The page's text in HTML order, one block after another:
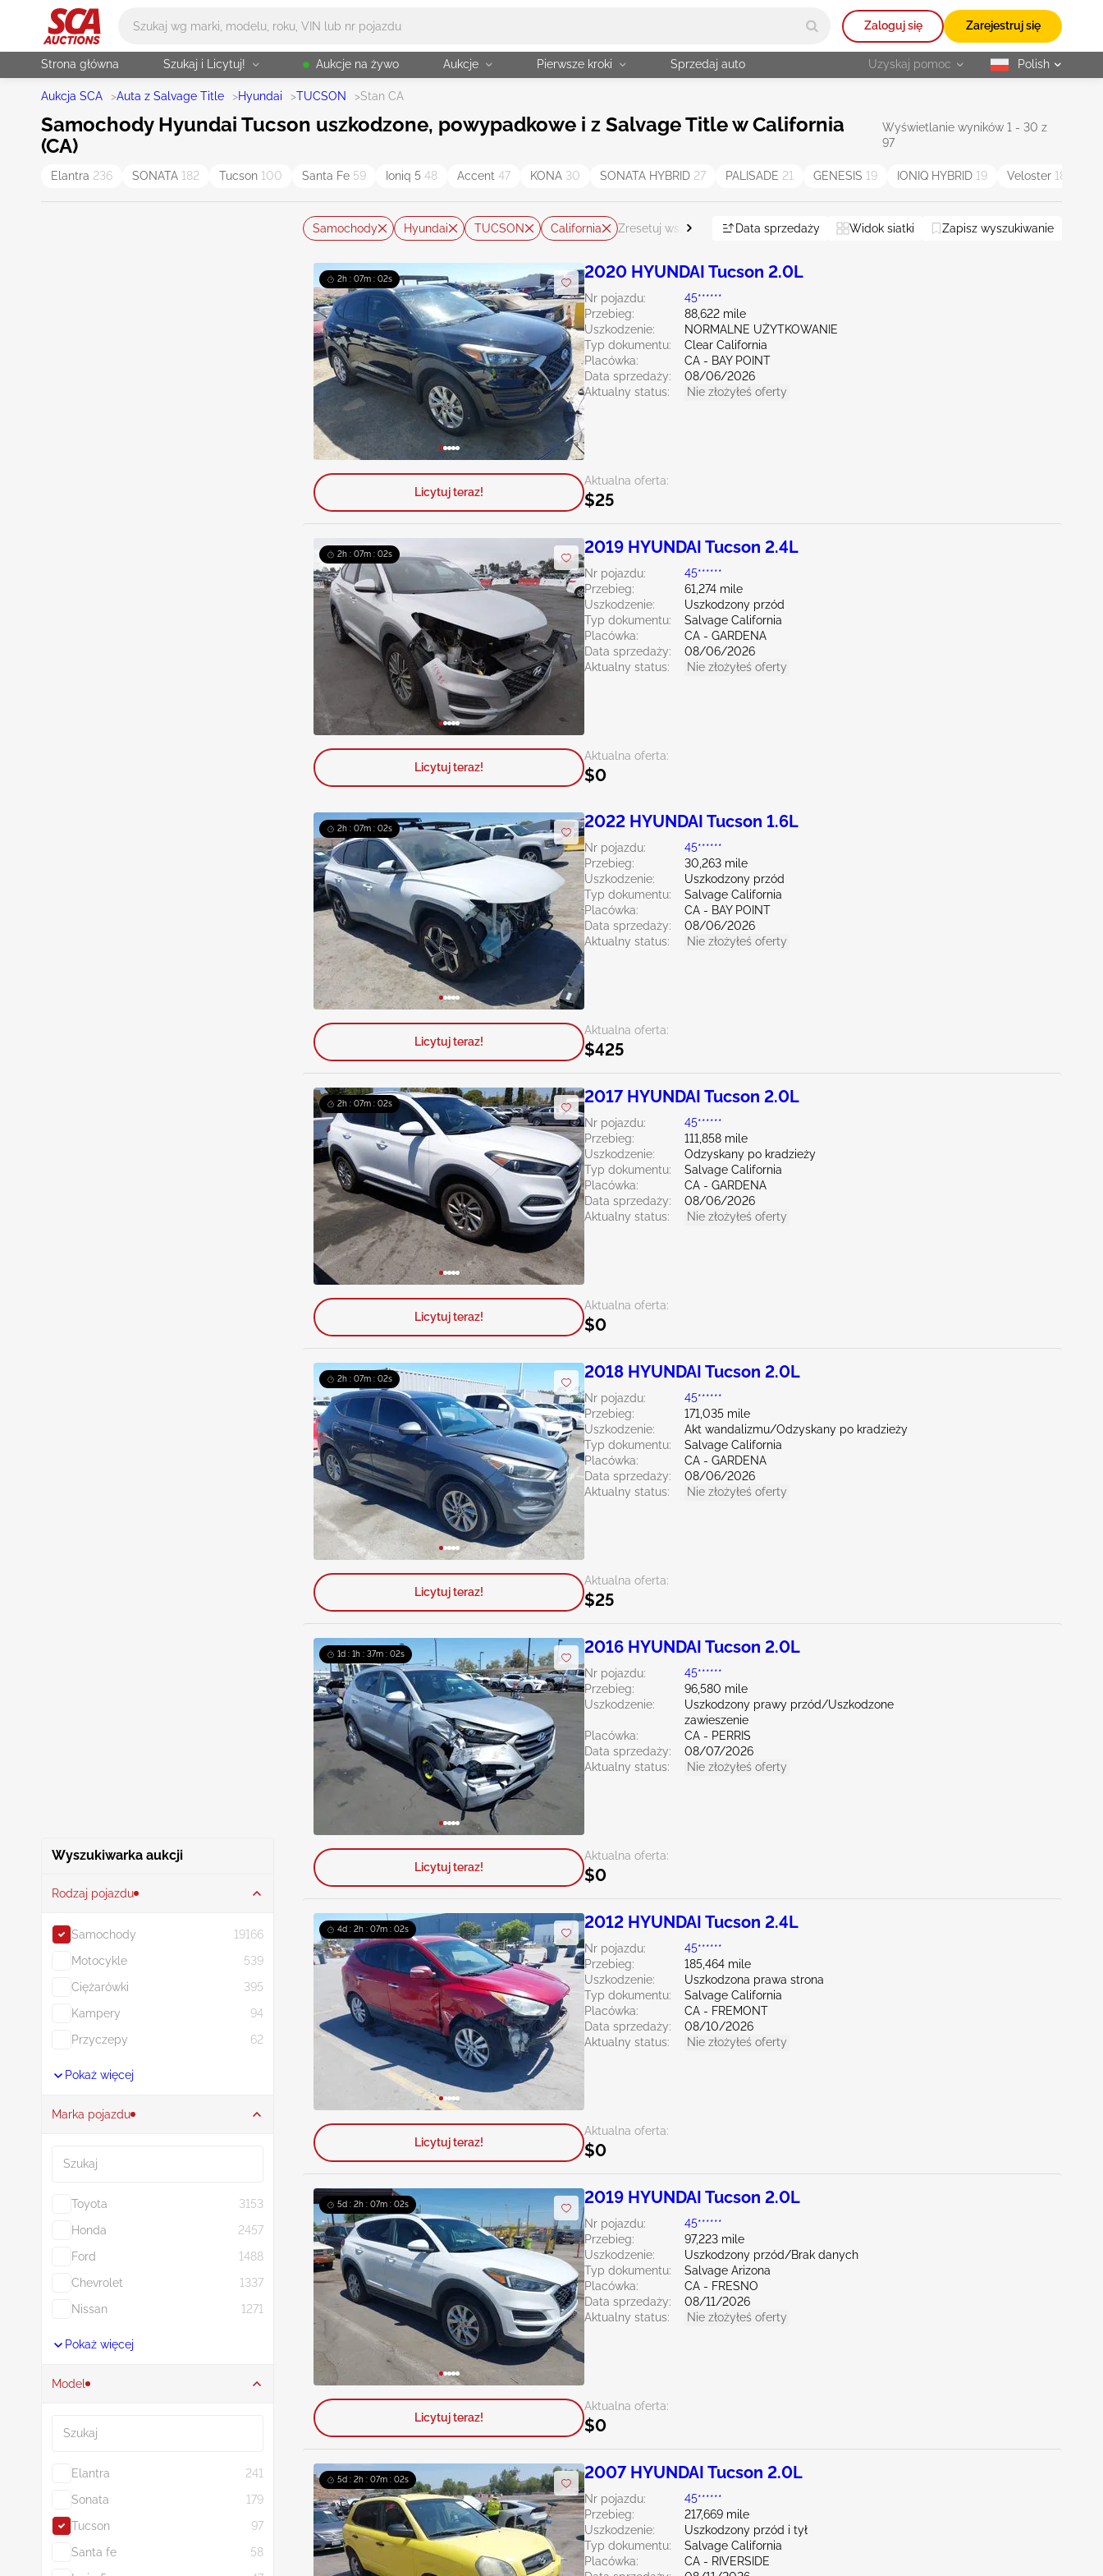
Zaloguj się Zarejestruj się
Strona główna Szukaj i Licytuj! Aukcje na żywo Aukcje Pierwsze kroki Sprzedaj auto Uzyskaj pomoc selected
Polish
Aukcja SCA >Auta z Salvage Title >Hyundai >TUCSON >Stan CA
Samochody Hyundai Tucson uszkodzone, powypadkowe i z Salvage Title w California
(CA)
Wyświetlanie wyników 1 - 30 z
97
Elantra 236 SONATA 182 Tucson 100 Santa Fe 59 Ioniq 5 48 Accent 47 KONA 30 SONATA HYBRID 27 PALISADE 21 GENESIS 19 IONIQ HYBRID 19 Veloster 18
Wyszukiwarka aukcji
Rodzaj pojazdu
Samochody
19166
Motocykle
539
Ciężarówki
395
Kampery
94
Przyczepy
62
Pokaż więcej
Marka pojazdu
Toyota
3153
Honda
2457
Ford
1488
Chevrolet
1337
Nissan
1271
Pokaż więcej
Model
Elantra
241
Sonata
179
Tucson
97
Santa fe
58
Samochody Hyundai TUCSON California Zresetuj wszystko Data sprzedaży Widok siatki Zapisz wyszukiwanie
2h : 07m : 00s 2020 HYUNDAI Tucson 2.0L
Nr pojazdu:
45******
Przebieg:
88,622 mile
Uszkodzenie:
NORMALNE UŻYTKOWANIE
Typ dokumentu:
Clear California
Placówka:
CA - BAY POINT
Data sprzedaży:
08/06/2026
Aktualny status:
Nie złożyłeś oferty
Aktualna oferta:
$25
Licytuj teraz!
2h : 07m : 00s 2019 HYUNDAI Tucson 2.4L
Nr pojazdu:
45******
Przebieg:
61,274 mile
Uszkodzenie:
Uszkodzony przód
Typ dokumentu:
Salvage California
Placówka:
CA - GARDENA
Data sprzedaży:
08/06/2026
Aktualny status:
Nie złożyłeś oferty
Aktualna oferta:
$0
Licytuj teraz!
2h : 07m : 00s 2022 HYUNDAI Tucson 1.6L
Nr pojazdu:
45******
Przebieg:
30,263 mile
Uszkodzenie:
Uszkodzony przód
Typ dokumentu:
Salvage California
Placówka:
CA - BAY POINT
Data sprzedaży:
08/06/2026
Aktualny status:
Nie złożyłeś oferty
Aktualna oferta:
$425
Licytuj teraz!
2h : 07m : 00s 2017 HYUNDAI Tucson 2.0L
Nr pojazdu:
45******
Przebieg:
111,858 mile
Uszkodzenie:
Odzyskany po kradzieży
Typ dokumentu:
Salvage California
Placówka:
CA - GARDENA
Data sprzedaży:
08/06/2026
Aktualny status:
Nie złożyłeś oferty
Aktualna oferta:
$0
Licytuj teraz!
2h : 07m : 00s 2018 HYUNDAI Tucson 2.0L
Nr pojazdu:
45******
Przebieg:
171,035 mile
Uszkodzenie:
Akt wandalizmu/Odzyskany po kradzieży
Typ dokumentu:
Salvage California
Placówka:
CA - GARDENA
Data sprzedaży:
08/06/2026
Aktualny status:
Nie złożyłeś oferty
Aktualna oferta:
$25
Licytuj teraz!
1d : 1h : 37m : 00s 2016 HYUNDAI Tucson 2.0L
Nr pojazdu:
45******
Przebieg:
96,580 mile
Uszkodzenie:
Uszkodzony prawy przód/Uszkodzone
zawieszenie
Placówka:
CA - PERRIS
Data sprzedaży:
08/07/2026
Aktualny status:
Nie złożyłeś oferty
Aktualna oferta:
$0
Licytuj teraz!
4d : 2h : 07m : 00s 2012 HYUNDAI Tucson 2.4L
Nr pojazdu:
45******
Przebieg:
185,464 mile
Uszkodzenie:
Uszkodzona prawa strona
Typ dokumentu:
Salvage California
Placówka:
CA - FREMONT
Data sprzedaży:
08/10/2026
Aktualny status:
Nie złożyłeś oferty
Aktualna oferta:
$0
Licytuj teraz!
5d : 2h : 07m : 00s 2019 HYUNDAI Tucson 2.0L
Nr pojazdu:
45******
Przebieg:
97,223 mile
Uszkodzenie:
Uszkodzony przód/Brak danych
Typ dokumentu:
Salvage Arizona
Placówka:
CA - FRESNO
Data sprzedaży:
08/11/2026
Aktualny status:
Nie złożyłeś oferty
Aktualna oferta:
$0
Licytuj teraz!
5d : 2h : 07m : 00s 2007 HYUNDAI Tucson 2.0L
Nr pojazdu:
45******
Przebieg:
217,669 mile
Uszkodzenie:
Uszkodzony przód i tył
Typ dokumentu:
Salvage California
Placówka:
CA - RIVERSIDE